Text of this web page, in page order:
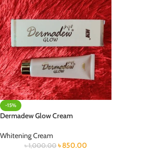
-15%
Dermadew Glow Cream
Whitening Cream
৳1,000.00 ৳850.00